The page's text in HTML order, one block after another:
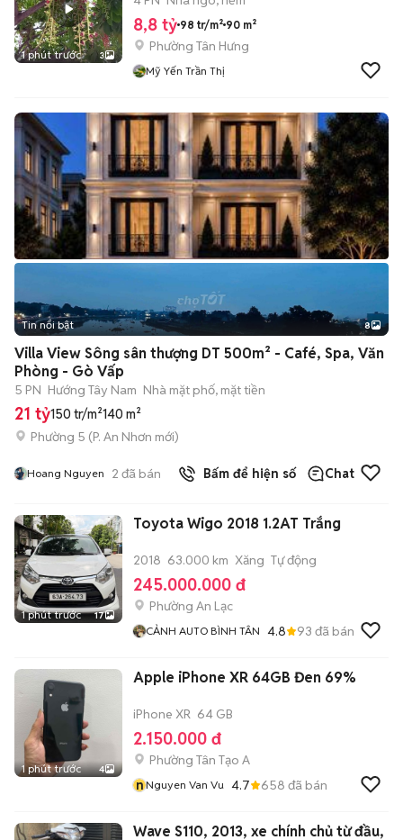
1 phút trước 3
8,8 tỷ 98 tr/m² 90 m²
Phường Tân Hưng
Mỹ Yến Trần Thị
+2
Tin nổi bật 8
Villa View Sông sân thượng DT 500m² - Café, Spa, Văn
Phòng - Gò Vấp
5 PN Hướng Tây Nam Nhà mặt phố, mặt tiền
21 tỷ150 tr/m²140 m²
Phường 5 (P. An Nhơn mới)
Hoang Nguyen 2 đã bán Bấm để hiện số Chat
1 phút trước 17
Toyota Wigo 2018 1.2AT Trắng
2018 63.000 km Xăng Tự động
245.000.000 đ
Phường An Lạc
CẢNH AUTO BÌNH TÂN 4.8 93 đã bán
1 phút trước 4
Apple iPhone XR 64GB Đen 69%
iPhone XR 64 GB
2.150.000 đ
Phường Tân Tạo A
nNguyen Van Vu 4.7 658 đã bán
Wave S110, 2013, xe chính chủ từ đầu,